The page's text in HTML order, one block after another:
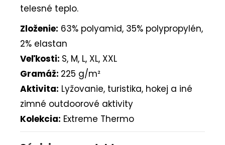
telesné teplo.
Zloženie: 63% polyamid, 35% polypropylén,
2% elastan
Veľkosti: S, M, L, XL, XXL
Gramáž: 225 g/m²
Aktivita: Lyžovanie, turistika, hokej a iné
zimné outdoorové aktivity
Kolekcia: Extreme Thermo